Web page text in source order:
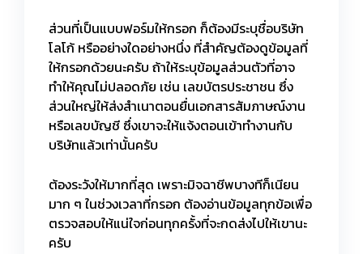
ส่วนที่เป็นแบบฟอร์มให้กรอก ก็ต้องมีระบุชื่อบริษัท
โลโก้ หรืออย่างใดอย่างหนึ่ง ที่สำคัญต้องดูข้อมูลที่
ให้กรอกด้วยนะครับ ถ้าให้ระบุข้อมูลส่วนตัวที่อาจ
ทำให้คุณไม่ปลอดภัย เช่น เลขบัตรประชาชน ซึ่ง
ส่วนใหญ่ให้ส่งสำเนาตอนยื่นเอกสารสัมภาษณ์งาน
หรือเลขบัญชี ซึ่งเขาจะให้แจ้งตอนเข้าทำงานกับ
บริษัทแล้วเท่านั้นครับ
ต้องระวังให้มากที่สุด เพราะมิจฉาชีพบางทีก็เนียน
มาก ๆ ในช่วงเวลาที่กรอก ต้องอ่านข้อมูลทุกข้อเพื่อ
ตรวจสอบให้แน่ใจก่อนทุกครั้งที่จะกดส่งไปให้เขานะ
ครับ